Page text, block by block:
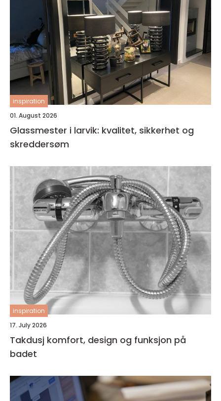
inspiration
01. August 2026
Glassmester i larvik: kvalitet, sikkerhet og
skreddersøm
inspiration
17. July 2026
Takdusj komfort, design og funksjon på
badet